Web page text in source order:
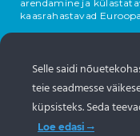
arendamine ja
kaasrahastavad
Selle saidi
teie seadmesse
küpsisteks. Seda
Loe edasi